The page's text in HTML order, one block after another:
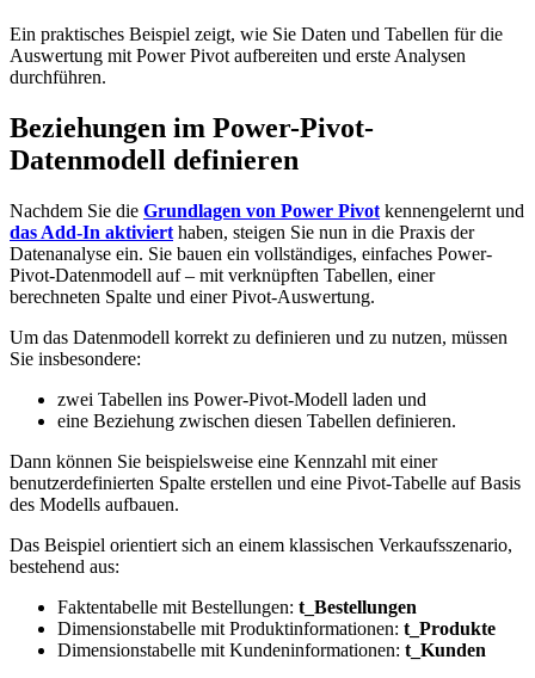
Ein praktisches Beispiel zeigt, wie Sie Daten und Tabellen für die
Auswertung mit Power Pivot aufbereiten und erste Analysen
durchführen.
Beziehungen im Power-Pivot-
Datenmodell definieren
Nachdem Sie die Grundlagen von Power Pivot kennengelernt und
das Add-In aktiviert haben, steigen Sie nun in die Praxis der
Datenanalyse ein. Sie bauen ein vollständiges, einfaches Power-
Pivot-Datenmodell auf – mit verknüpften Tabellen, einer
berechneten Spalte und einer Pivot-Auswertung.
Um das Datenmodell korrekt zu definieren und zu nutzen, müssen
Sie insbesondere:
zwei Tabellen ins Power-Pivot-Modell laden und
eine Beziehung zwischen diesen Tabellen definieren.
Dann können Sie beispielsweise eine Kennzahl mit einer
benutzerdefinierten Spalte erstellen und eine Pivot-Tabelle auf Basis
des Modells aufbauen.
Das Beispiel orientiert sich an einem klassischen Verkaufsszenario,
bestehend aus:
Faktentabelle mit Bestellungen: t_Bestellungen
Dimensionstabelle mit Produktinformationen: t_Produkte
Dimensionstabelle mit Kundeninformationen: t_Kunden